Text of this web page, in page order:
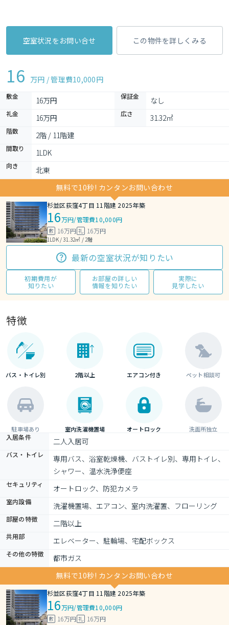
空室状況をお問い合せ この物件を詳しくみる
16 万円 / 管理費10,000円
敷金 16万円 保証金 なし
礼金 16万円 広さ 31.32㎡
階数 2階 / 11階建
間取り 1LDK
向き
北東
無料で10秒! カンタンお問い合わせ
杉並区荻窪4丁目 11階建 2025年築
16万円/管理費10,000円
敷 16万円 礼 16万円
1LDK / 31.32㎡ / 2階
最新の空室状況が知りたい
初期費用が
知りたい
お部屋の詳しい
情報を知りたい
実際に
見学したい
特徴
バス・トイレ別 2階以上 エアコン付き ペット相談可
駐車場あり 室内洗濯機置場 オートロック 洗面所独立
入居条件 二人入居可
バス・トイレ
専用バス、浴室乾燥機、バストイレ別、専用トイレ、
シャワー、温水洗浄便座
セキュリティ オートロック、防犯カメラ
室内設備 洗濯機置場、エアコン、室内洗濯置、フローリング
部屋の特徴 二階以上
共用部 エレベーター、駐輪場、宅配ボックス
その他の特徴
都市ガス
無料で10秒! カンタンお問い合わせ
杉並区荻窪4丁目 11階建 2025年築
16万円/管理費10,000円
敷 16万円 礼 16万円